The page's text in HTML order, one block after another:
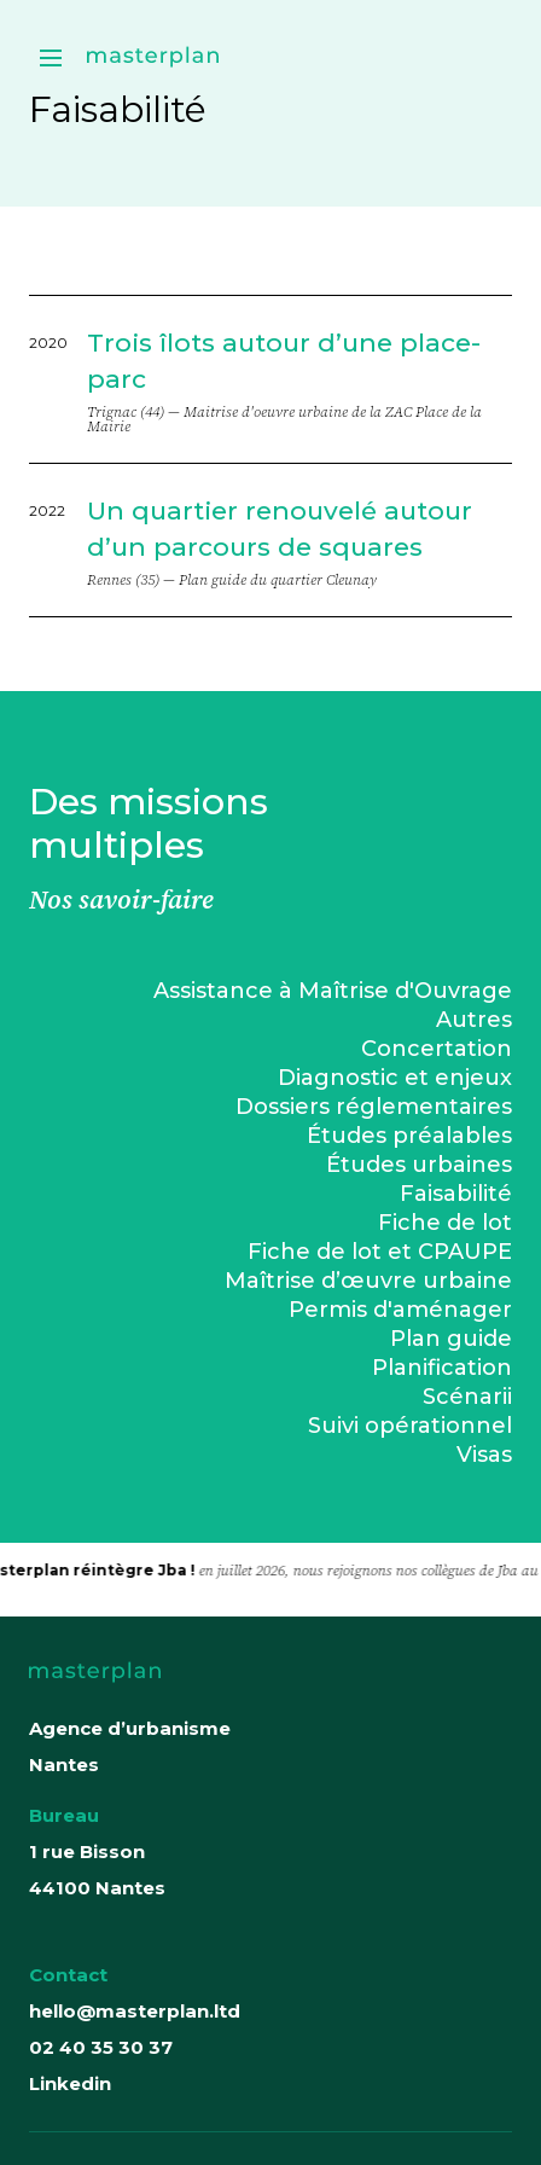
Faisabilité
2020
Trois îlots autour d’une place-
parc
Trignac (44) —Maitrise d'oeuvre urbaine de la ZAC Place de la
Mairie
2022
Un quartier renouvelé autour
d’un parcours de squares
Rennes (35) —Plan guide du quartier Cleunay
Des missions
multiples
Nos savoir-faire
Assistance à Maîtrise d'Ouvrage
Autres
Concertation
Diagnostic et enjeux
Dossiers réglementaires
Études préalables
Études urbaines
Faisabilité
Fiche de lot
Fiche de lot et CPAUPE
Maîtrise d’œuvre urbaine
Permis d'aménager
Plan guide
Planification
Scénarii
Suivi opérationnel
Visas
réintègre Jba ! en juillet 2026, nous rejoignons nos collègues de Jba
Agence d’urbanisme
Nantes
Bureau
1 rue Bisson
44100 Nantes
Contact
hello@masterplan.ltd
02 40 35 30 37
Linkedin